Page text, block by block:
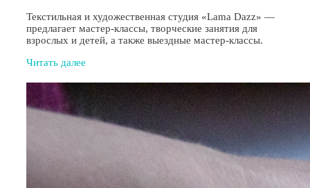
Текстильная и художественная студия «Lama Dazz» —
предлагает мастер-классы, творческие занятия для
взрослых и детей, а также выездные мастер-классы.
Читать далее